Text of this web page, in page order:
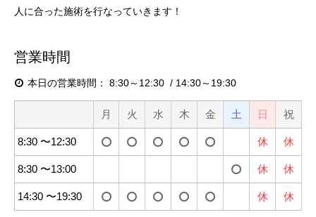
人に合った施術を行なっていきます！
営業時間
本日の営業時間： 8:30～12:30 14:30～19:30
月 火 水 木 金 土 日 祝
8:30 〜12:30 休 休
8:30 〜13:00 休 休
14:30 〜19:30 休 休